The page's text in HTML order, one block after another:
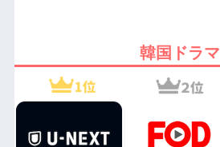
韓国ドラマ